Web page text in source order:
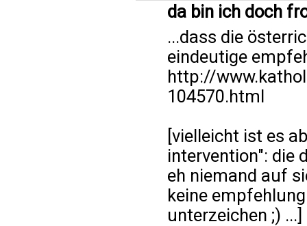
da bin ich doch
...dass die
eindeutige
http://
104570.html
[vielleicht ist es
intervention": die
eh niemand auf
keine
unterzeichen ;) ...]